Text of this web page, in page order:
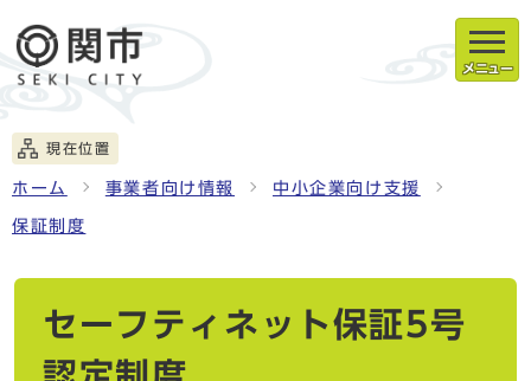
メニュー
現在位置
ホーム 事業者向け情報 中小企業向け支援
保証制度
セーフティネット保証5号